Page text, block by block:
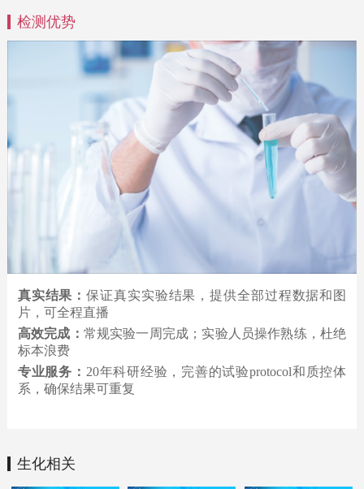
检测优势
真实结果：保证真实实验结果，提供全部过程数据和图
片，可全程直播
高效完成： 常规实验一周完成；实验人员操作熟练，杜绝
标本浪费
专业服务： 20年科研经验，完善的试验protocol和质控体
系，确保结果可重复
生化相关